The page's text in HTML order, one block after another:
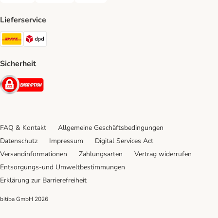
Lieferservice
DHL Shipping Method
Sicherheit
Security
FAQ & Kontakt
Allgemeine Geschäftsbedingungen
Datenschutz
Impressum
Digital Services Act
Versandinformationen
Zahlungsarten
Vertrag widerrufen
Entsorgungs-und Umweltbestimmungen
Erklärung zur Barrierefreiheit
bitiba GmbH 2026